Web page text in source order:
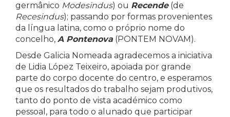
germânico Modesindus) ou Recende(de
Recesindus); passando por formas provenientes
da língua latina, como o próprio nome do
concelho, A Pontenova(PONTEM NOVAM).
Desde Galicia Nomeada agradecemos a iniciativa
de Lidia López Teixeiro, apoiada por grande
parte do corpo docente do centro, e esperamos
que os resultados do trabalho sejam produtivos,
tanto do ponto de vista académico como
pessoal, para todo o alunado que participar